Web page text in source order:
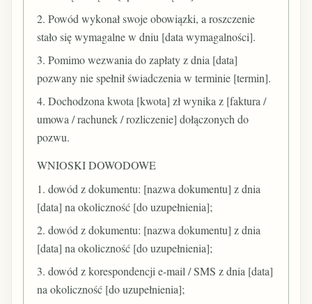
2. Powód wykonał swoje obowiązki, a roszczenie
stało się wymagalne w dniu [data wymagalności].
3. Pomimo wezwania do zapłaty z dnia [data]
pozwany nie spełnił świadczenia w terminie [termin].
4. Dochodzona kwota [kwota] zł wynika z [faktura /
umowa / rachunek / rozliczenie] dołączonych do
pozwu.
WNIOSKI DOWODOWE
1. dowód z dokumentu: [nazwa dokumentu] z dnia
[data] na okoliczność [do uzupełnienia];
2. dowód z dokumentu: [nazwa dokumentu] z dnia
[data] na okoliczność [do uzupełnienia];
3. dowód z korespondencji e-mail / SMS z dnia [data]
na okoliczność [do uzupełnienia];